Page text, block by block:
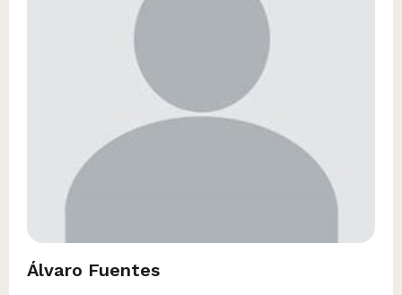
Álvaro Fuentes